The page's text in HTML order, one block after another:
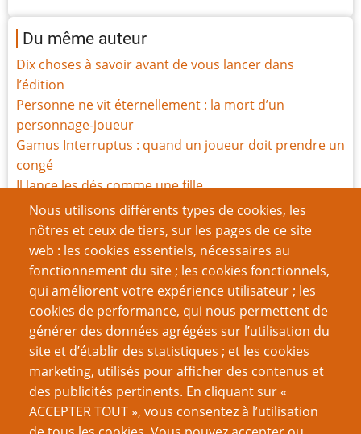
Nous utilisons différents types de cookies, les
nôtres et ceux de tiers, sur les pages de ce site
web : les cookies essentiels, nécessaires au
fonctionnement du site ; les cookies fonctionnels,
qui améliorent votre expérience utilisateur ; les
cookies de performance, qui nous permettent de
générer des données agrégées sur l’utilisation du
site et d’établir des statistiques ; et les cookies
marketing, utilisés pour afficher des contenus et
des publicités pertinents. En cliquant sur «
ACCEPTER TOUT », vous consentez à l’utilisation
Du même auteur
Dix choses à savoir avant de vous lancer dans
l’édition
Personne ne vit éternellement : la mort d’un
personnage-joueur
Gamus Interruptus : quand un joueur doit prendre un
congé
Il lance les dés comme une fille
Parlez-moi d'amour (1-5) : relations, règles, limites et
intrigues
Parlez-moi d'amour (6-10)
Quand le père Noël est à sec
C'est la fête
Quand les rôlistes tournent mal : gérer un joueur à
problèmes
VOUS AIMEREZ AUSSI
Réfléchissez avant de quantifier